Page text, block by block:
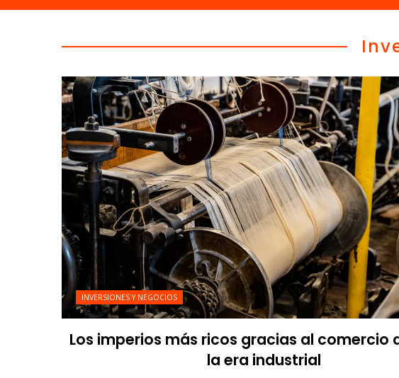
INVERSIONES Y NEGOCIOS
Los imperios más ricos gracias al comercio
la era industrial